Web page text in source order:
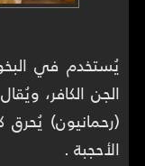
يُستخدم في
الجن الكافر،
(رحمانيون) يُحرق
الأحجبة .